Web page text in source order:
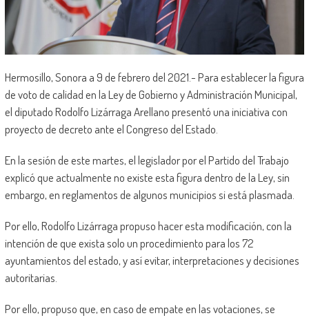
Hermosillo, Sonora a 9 de febrero del 2021.- Para establecer la figura
de voto de calidad en la Ley de Gobierno y Administración Municipal,
el diputado Rodolfo Lizárraga Arellano presentó una iniciativa con
proyecto de decreto ante el Congreso del Estado.
En la sesión de este martes, el legislador por el Partido del Trabajo
explicó que actualmente no existe esta figura dentro de la Ley, sin
embargo, en reglamentos de algunos municipios si está plasmada.
Por ello, Rodolfo Lizárraga propuso hacer esta modificación, con la
intención de que exista solo un procedimiento para los 72
ayuntamientos del estado, y así evitar, interpretaciones y decisiones
autoritarias.
Por ello, propuso que, en caso de empate en las votaciones, se